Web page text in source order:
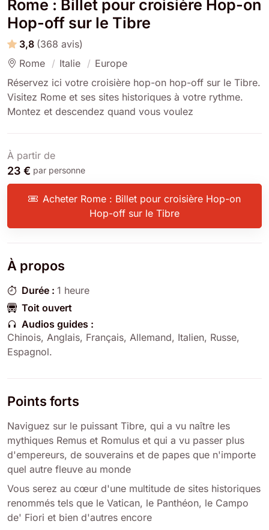
Rome : Billet pour croisière Hop-on
Hop-off sur le Tibre
3,8 (368 avis)
Rome
Italie
Europe
Réservez ici votre croisière hop-on hop-off sur le Tibre.
Visitez Rome et ses sites historiques à votre rythme.
Montez et descendez quand vous voulez
À partir de
23 € par personne
Acheter Rome : Billet pour croisière Hop-on
Hop-off sur le Tibre
À propos
Durée : 1 heure
Toit ouvert
Audios guides :
Chinois, Anglais, Français, Allemand, Italien, Russe,
Espagnol.
Points forts
Naviguez sur le puissant Tibre, qui a vu naître les
mythiques Remus et Romulus et qui a vu passer plus
d'empereurs, de souverains et de papes que n'importe
quel autre fleuve au monde
Vous serez au cœur d'une multitude de sites historiques
renommés tels que le Vatican, le Panthéon, le Campo
de' Fiori et bien d'autres encore